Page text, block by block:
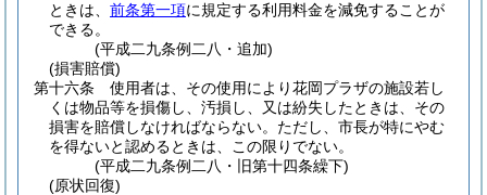
ときは、 前条第一項に規定する利用料金を減免することが
できる。
(平成二九条例二八・追加)
(損害賠償)
第十六条
使用者は、その使用により花岡プラザの施設若し
くは物品等を損傷し、汚損し、又は紛失したときは、その
損害を賠償しなければならない。 ただし、市長が特にやむ
を得ないと認めるときは、この限りでない。
(平成二九条例二八・旧第十四条繰下)
(原状回復)